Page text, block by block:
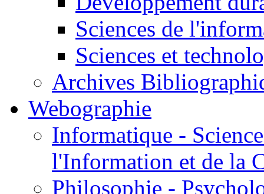
Sciences de
Sciences et
Archives
Webographie
Informatique -
l'Information et de la
Philosophie -